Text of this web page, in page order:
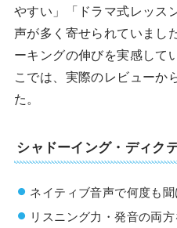
やすい」「ドラマ式レッス
声が多く寄せられていまし
ーキングの伸びを実感して
こでは、実際のレビューか
た。
シャドーイング・ディク
ネイティブ音声で何度も
リスニング力・発音の両